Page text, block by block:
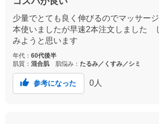
少量でとても良く伸びるのでマッサー
本使いましたが早速2本注文しました
みようと思います
年代： 60代後半
肌質： 混合肌 肌悩み： たるみ／くすみ／シミ
参考になった 0 人